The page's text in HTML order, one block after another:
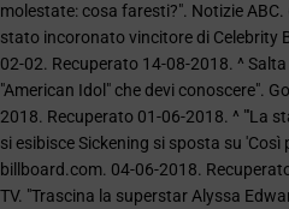
molestate: cosa faresti?". Notizie
stato incoronato vincitore di Celebrity
02-02. Recuperato 14-08-2018. ^
"American Idol" che devi conoscere".
2018. Recuperato 01-06-2018. ^ "'La
si esibisce Sickening si sposta su 'Così
billboard.com. 04-06-2018.
TV. "Trascina la superstar Alyssa